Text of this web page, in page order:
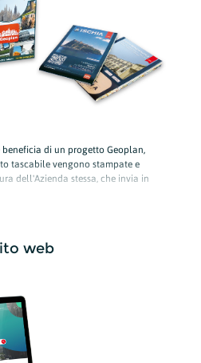
di un progetto Geoplan,
tascabile vengono stampate e
dell'Azienda stessa, che invia in
(distribuzione certificata).
web